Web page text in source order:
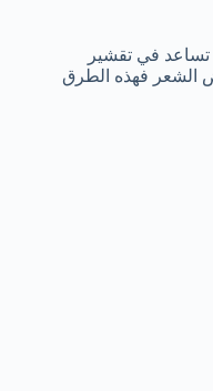
تساعد في تقشير
الشعر فهذه الطرق